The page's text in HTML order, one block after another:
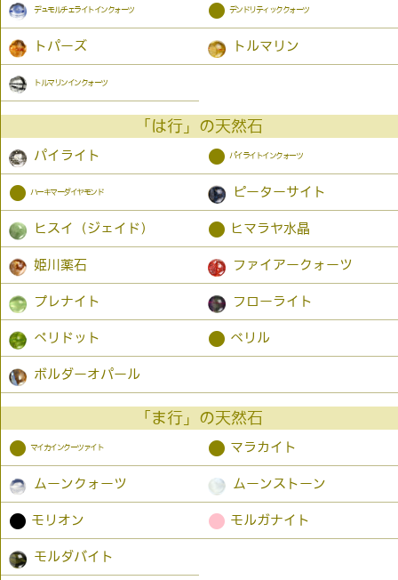
デュモルチェライトインクォーツ ● デンドリティッククォーツ
トパーズ トルマリン
トルマリンインクォーツ
「は行」の天然石
パイライト ● パイライトインクォーツ
● ハーキマーダイヤモンド ピーターサイト
ヒスイ（ジェイド） ● ヒマラヤ水晶
姫川薬石 ファイアークォーツ
プレナイト フローライト
ペリドット ● ベリル
ボルダーオパール
「ま行」の天然石
● マイカインクーツァイト ● マラカイト
ムーンクォーツ ムーンストーン
● モリオン ● モルガナイト
モルダバイト